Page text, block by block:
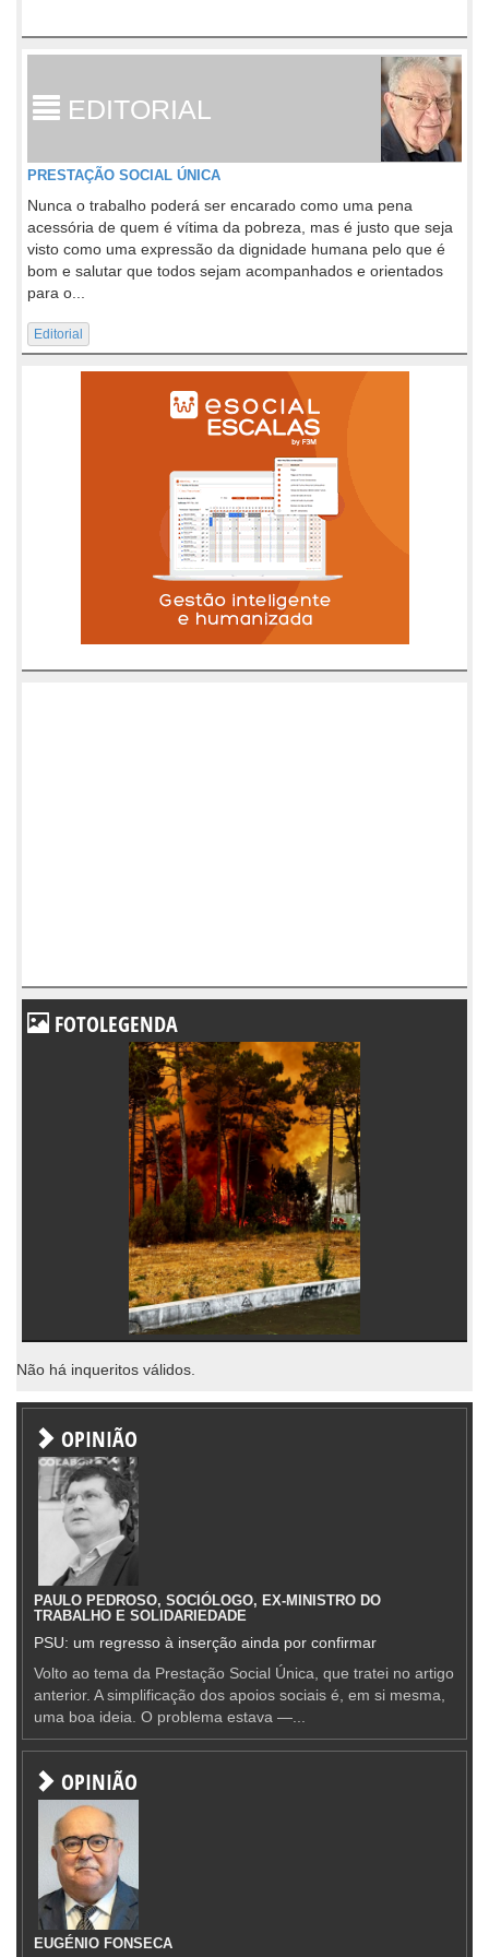
EDITORIAL
PRESTAÇÃO SOCIAL ÚNICA
Nunca o trabalho poderá ser encarado como uma pena
acessória de quem é vítima da pobreza, mas é justo que seja
visto como uma expressão da dignidade humana pelo que é
bom e salutar que todos sejam acompanhados e orientados
para o...
Editorial
FOTOLEGENDA
Não há inqueritos válidos.
OPINIÃO
PAULO PEDROSO, SOCIÓLOGO, EX-MINISTRO DO
TRABALHO E SOLIDARIEDADE
PSU: um regresso à inserção ainda por confirmar
Volto ao tema da Prestação Social Única, que tratei no artigo
anterior. A simplificação dos apoios sociais é, em si mesma,
uma boa ideia. O problema estava —...
OPINIÃO
EUGÉNIO FONSECA